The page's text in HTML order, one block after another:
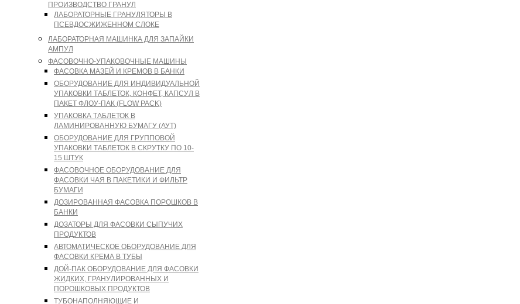
ПРОИЗВОДСТВО ГРАНУЛ
ЛАБОРАТОРНЫЕ ГРАНУЛЯТОРЫ В
ПСЕВДОСЖИЖЕННОМ СЛОКЕ
ЛАБОРАТОРНАЯ МАШИНКА ДЛЯ ЗАПАЙКИ
АМПУЛ
ФАСОВОЧНО-УПАКОВОЧНЫЕ МАШИНЫ
ФАСОВКА МАЗЕЙ И КРЕМОВ В БАНКИ
ОБОРУДОВАНИЕ ДЛЯ ИНДИВИДУАЛЬНОЙ
УПАКОВКИ ТАБЛЕТОК, КОНФЕТ, КАПСУЛ В
ПАКЕТ ФЛОУ-ПАК (FLOW PACK)
УПАКОВКА ТАБЛЕТОК В
ЛАМИНИРОВАННУЮ БУМАГУ (АУТ)
ОБОРУДОВАНИЕ ДЛЯ ГРУППОВОЙ
УПАКОВКИ ТАБЛЕТОК В СКРУТКУ ПО 10-
15 ШТУК
ФАСОВОЧНОЕ ОБОРУДОВАНИЕ ДЛЯ
ФАСОВКИ ЧАЯ В ПАКЕТИКИ И ФИЛЬТР
БУМАГИ
ДОЗИРОВАННАЯ ФАСОВКА ПОРОШКОВ В
БАНКИ
ДОЗАТОРЫ ДЛЯ ФАСОВКИ СЫПУЧИХ
ПРОДУКТОВ
АВТОМАТИЧЕСКОЕ ОБОРУДОВАНИЕ ДЛЯ
ФАСОВКИ КРЕМА В ТУБЫ
ДОЙ-ПАК ОБОРУДОВАНИЕ ДЛЯ ФАСОВКИ
ЖИДКИХ, ГРАНУЛИРОВАННЫХ И
ПОРОШКОВЫХ ПРОДУКТОВ
ТУБОНАПОЛНЯЮЩИЕ И